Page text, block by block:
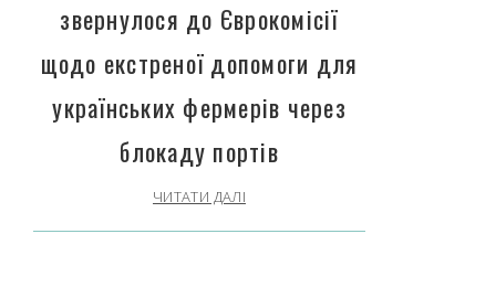
звернулося до Єврокомісії
щодо екстреної допомоги для
українських фермерів через
блокаду портів
ЧИТАТИ ДАЛІ